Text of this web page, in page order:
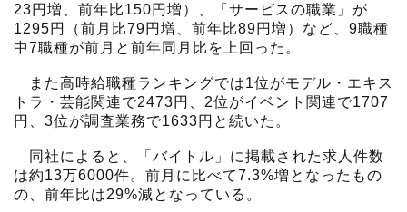
23円増、前年比150円増）、「サービスの職業」が
1295円（前月比79円増、前年比89円増）など、9職種
中7職種が前月と前年同月比を上回った。
また高時給職種ランキングでは1位がモデル・エキス
トラ・芸能関連で2473円、2位がイベント関連で1707
円、3位が調査業務で1633円と続いた。
同社によると、「バイトル」に掲載された求人件数
は約13万6000件。前月に比べて7.3%増となったもの
の、前年比は29%減となっている。